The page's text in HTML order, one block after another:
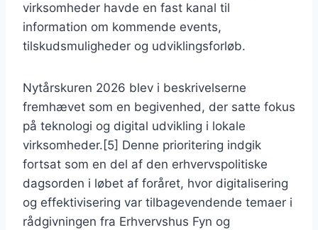
virksomheder havde en fast kanal til
information om kommende events,
tilskudsmuligheder og udviklingsforløb.
Nytårskuren 2026 blev i beskrivelserne
fremhævet som en begivenhed, der satte fokus
på teknologi og digital udvikling i lokale
virksomheder.[5] Denne prioritering indgik
fortsat som en del af den erhvervspolitiske
dagsorden i løbet af foråret, hvor digitalisering
og effektivisering var tilbagevendende temaer i
rådgivningen fra Erhvervshus Fyn og